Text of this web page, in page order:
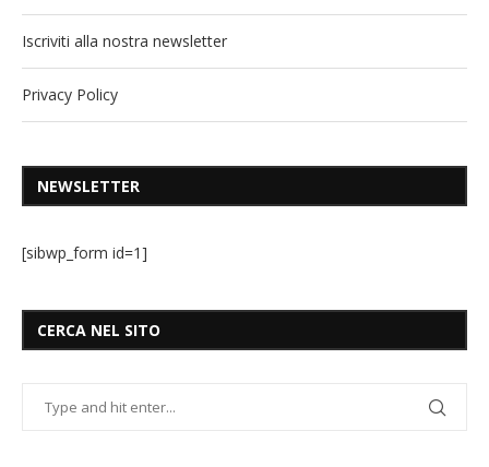
Iscriviti alla nostra newsletter
Privacy Policy
NEWSLETTER
[sibwp_form id=1]
CERCA NEL SITO